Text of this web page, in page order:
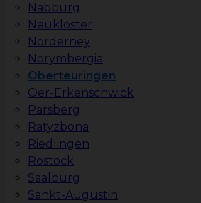
Nabburg
Neukloster
Norderney
Norymbergia
Oberteuringen
Oer-Erkenschwick
Parsberg
Ratyzbona
Riedlingen
Rostock
Saalburg
Sankt-Augustin